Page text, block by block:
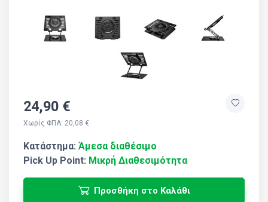
24,90 €
Χωρίς ΦΠΑ: 20,08 €
Κατάστημα: Άμεσα διαθέσιμο
Pick Up Point: Μικρή Διαθεσιμότητα
Προσθήκη στο Καλάθι